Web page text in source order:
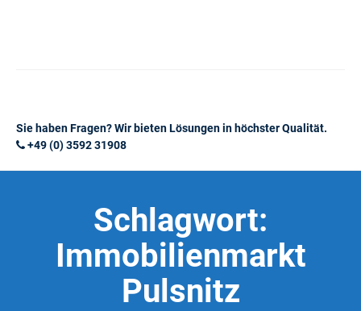
Sie haben Fragen? Wir bieten Lösungen in höchster Qualität.
+49 (0) 3592 31908
Schlagwort:
Immobilienmarkt
Pulsnitz